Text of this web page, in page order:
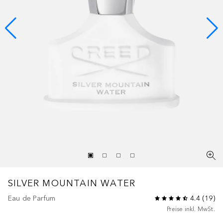
SILVER MOUNTAIN WATER
Eau de Parfum 4.4(19)
Preise inkl. MwSt.